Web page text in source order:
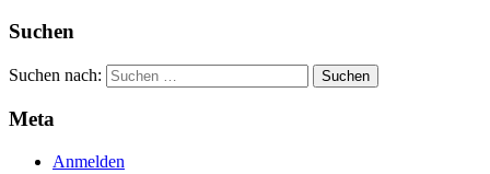
Suchen
Suchen nach:
Meta
Anmelden